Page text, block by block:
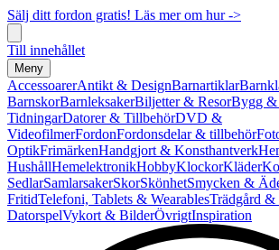
Sälj ditt fordon gratis! Läs mer om hur ->
Till innehållet
Meny
AccessoarerAntikt & DesignBarnartiklar
BarnskorBarnleksakerBiljetter & ResorBygg &
TidningarDatorer & TillbehörDVD &
VideofilmerFordonFordonsdelar & tillbehör
OptikFrimärkenHandgjort & Konsthantverk
HushållHemelektronikHobbyKlockorKläder
SedlarSamlarsakerSkorSkönhetSmycken &
FritidTelefoni, Tablets & WearablesTrädgård
DatorspelVykort & BilderÖvrigtInspiration